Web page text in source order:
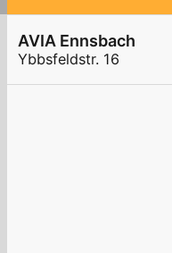
AVIA Ennsbach
Ybbsfeldstr. 16